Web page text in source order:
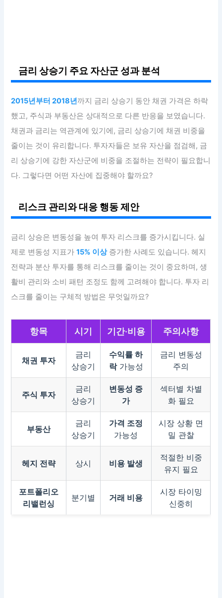
금리 상승기 주요 자산군 성과 분석
2015년부터 2018년까지 금리 상승기 동안 채권 가격은 하락
했고, 주식과 부동산은 상대적으로 다른 반응을 보였습니다.
채권과 금리는 역관계에 있기에, 금리 상승기에 채권 비중을
줄이는 것이 유리합니다. 투자자들은 보유 자산을 점검해, 금
리 상승기에 강한 자산군에 비중을 조절하는 전략이 필요합니
다. 그렇다면 어떤 자산에 집중해야 할까요?
리스크 관리와 대응 행동 제안
금리 상승은 변동성을 높여 투자 리스크를 증가시킵니다. 실
제로 변동성 지표가15% 이상증가한 사례도 있습니다. 헤지
전략과 분산 투자를 통해 리스크를 줄이는 것이 중요하며, 생
활비 관리와 소비 패턴 조정도 함께 고려해야 합니다. 투자 리
스크를 줄이는 구체적 방법은 무엇일까요?
항목 시기 기간·비용 주의사항
채권 투자
금리
상승기
수익률 하
락가능성
금리 변동성
주의
주식 투자
금리
상승기
변동성 증
가
섹터별 차별
화 필요
부동산
금리
상승기
가격 조정
가능성
시장 상황 면
밀 관찰
헤지 전략 상시 비용 발생
적절한 비중
유지 필요
포트폴리오
리밸런싱
분기별 거래 비용
시장 타이밍
신중히